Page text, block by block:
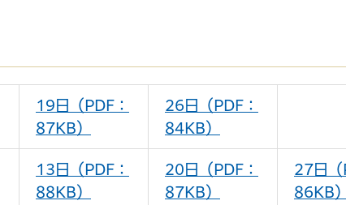
19日（PDF：
87KB）
26日（PDF：
84KB）
13日（PDF：
88KB）
20日（PDF：
87KB）
27日（
86KB）